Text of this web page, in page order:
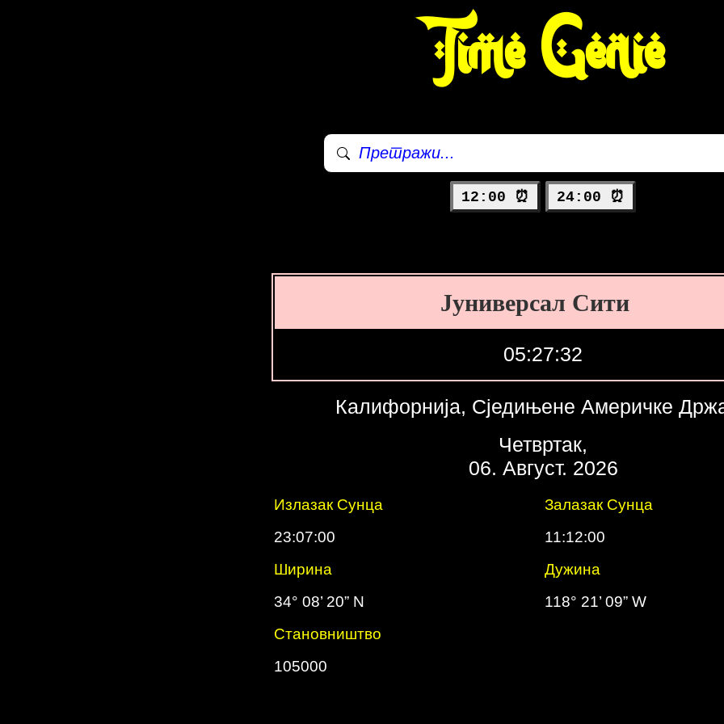
Time Genie
12:00 ⏰ 24:00 ⏰
Јуниверсал Сити
05:27:33
Калифорнија, Сједињене Америчке
Четвртак,
06. Август. 2026
Излазак Сунца
Залазак Сунца
23:07:00
11:12:00
Ширина
Дужинa
34° 08’ 20” N
118° 21’ 09” W
Cтановништво
105000